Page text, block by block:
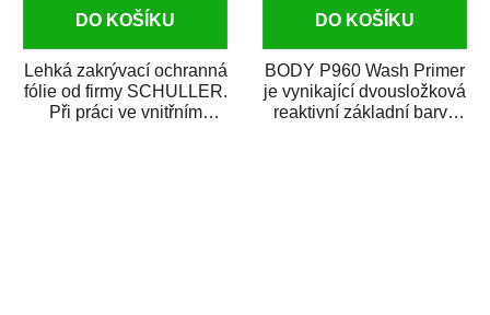
DO KOŠÍKU
Lehká zakrývací ochranná
fólie od firmy SCHULLER.
Při práci ve vnitřním
DO KOŠÍKU
BODY P960 Wash Primer
je vynikající dvousložková
reaktivní základní barva